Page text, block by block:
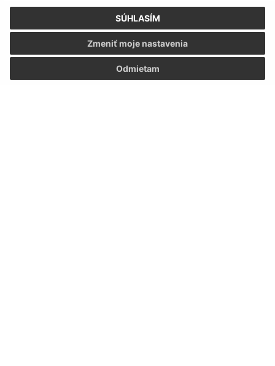
SÚHLASÍM
Odmietam
Zmeniť moje nastavenia
Informácie o stránke:
Vyhlásenie o prístupnosti
Autorské práva
Ochrana osobných údajov